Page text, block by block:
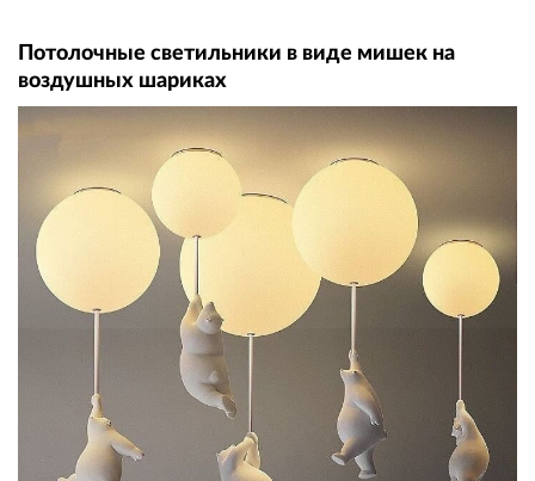
Потолочные светильники в виде мишек на
воздушных шариках